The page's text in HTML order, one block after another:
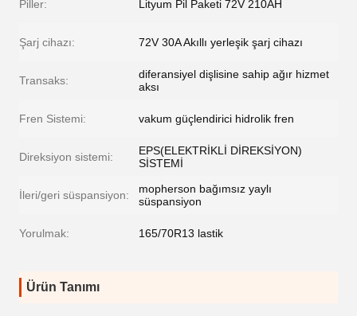
Piller: Lityum Pil Paketi 72V 210AH
Şarj cihazı: 72V 30A Akıllı yerleşik şarj cihazı
Transaks:
diferansiyel dişlisine sahip ağır hizmet
aksı
Fren Sistemi: vakum güçlendirici hidrolik fren
Direksiyon sistemi:
EPS(ELEKTRİKLİ DİREKSİYON)
SİSTEMİ
İleri/geri süspansiyon:
mopherson bağımsız yaylı
süspansiyon
Yorulmak: 165/70R13 lastik
Ürün Tanımı